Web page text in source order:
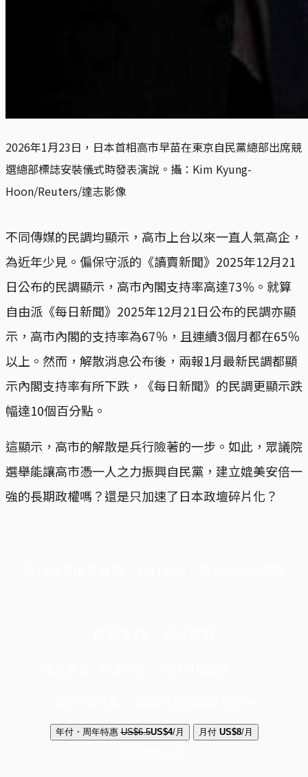
2026年1月23日，日本首相高市早苗在東京自民黨總部出席競
選總部標誌安裝儀式時發表演說。攝：Kim Kyung-
Hoon/Reuters/達志影像
不同傳媒的民調均顯示，高市上台以來一直人氣高企，
為近年少見。偏保守派的《讀賣新聞》2025年12月21
日公布的民調顯示，高市內閣支持率高達73％。就算
自由派《每日新聞》2025年12月21日公布的民調亦顯
示，高市內閣的支持率為67％，且連續3個月都在65％
以上。然而，解散消息公布後，兩報1月最新民調都顯
示內閣支持率有所下跌，《每日新聞》的民調更顯示跌
幅達10個百分點。
這顯示，高市的解散是兵行險著的一步。如此，眾議院
選舉能讓高市憑一人之力振興自民黨，建立媲美安倍一
強的長期政權嗎？還是只加速了日本政壇碎片化？
年付・周年特惠 US$6.5US$4/月 月付 US$8/月